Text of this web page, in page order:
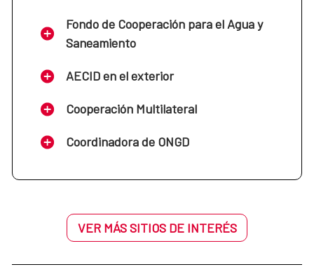
Fondo de Cooperación para el Agua y
Saneamiento
AECID en el exterior
Cooperación Multilateral
Coordinadora de ONGD
VER MÁS SITIOS DE INTERÉS